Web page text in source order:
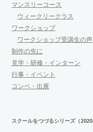
マンスリーコース
ウィークリークラス
ワークショップ
ワークショップ受講生の声
制作の先に
見学・研修・インターン
行事・イベント
コンペ・出展
スクールをつづるシリーズ（